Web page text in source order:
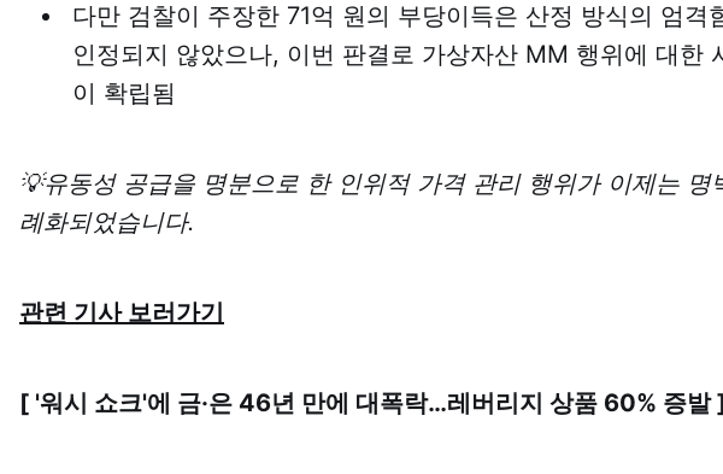
다만 검찰이 주장한 71억 원의 부당이득은 산정 방식의 엄격
인정되지 않았으나, 이번 판결로 가상자산 MM 행위에 대한
이 확립됨
💡유동성 공급을 명분으로 한 인위적 가격 관리 행위가 이제는 명
례화되었습니다.
관련 기사 보러가기
[ '워시 쇼크'에 금·은 46년 만에 대폭락…레버리지 상품 60% 증발 ]